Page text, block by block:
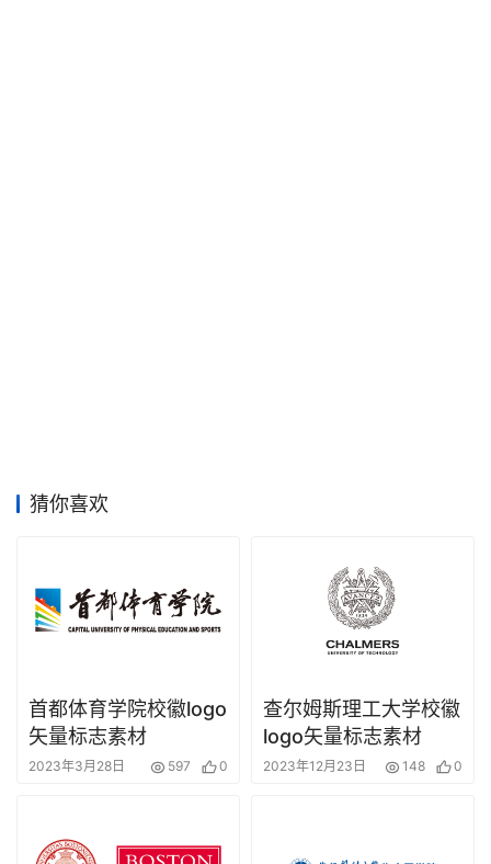
猜你喜欢
首都体育学院校徽logo
矢量标志素材
2023年3月28日 597 0
查尔姆斯理工大学校徽
logo矢量标志素材
2023年12月23日 148 0